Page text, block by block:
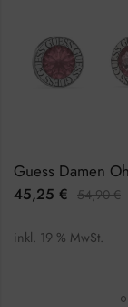
45,25 € 54,90€
inkl. 19 % MwSt.